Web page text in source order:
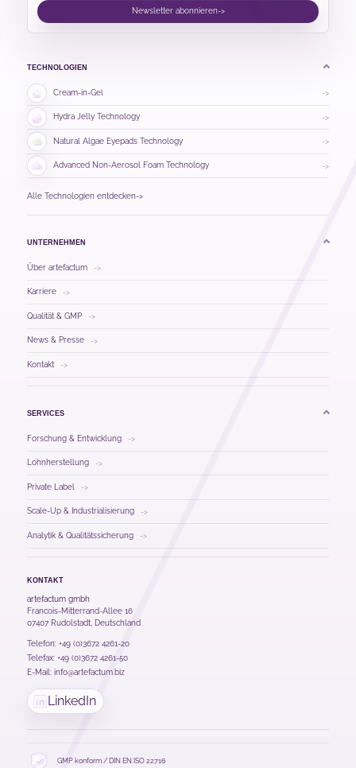
Newsletter abonnieren->
TECHNOLOGIEN
Cream-in-Gel ->
Hydra Jelly Technology ->
Natural Algae Eyepads Technology ->
Advanced Non-Aerosol Foam Technology ->
Alle Technologien entdecken->
UNTERNEHMEN
Über artefactum ->
Karriere ->
Qualität & GMP ->
News & Presse ->
Kontakt ->
SERVICES
Forschung & Entwicklung ->
Lohnherstellung ->
Private Label ->
Scale-Up & Industrialisierung ->
Analytik & Qualitätssicherung ->
KONTAKT
artefactum gmbh
Francois-Mitterrand-Allee 16
07407 Rudolstadt, Deutschland
Telefon: +49 (0)3672 4261-20
Telefax: +49 (0)3672 4261-50
E-Mail: info@artefactum.biz
LinkedIn
GMP konform / DIN EN ISO 22716